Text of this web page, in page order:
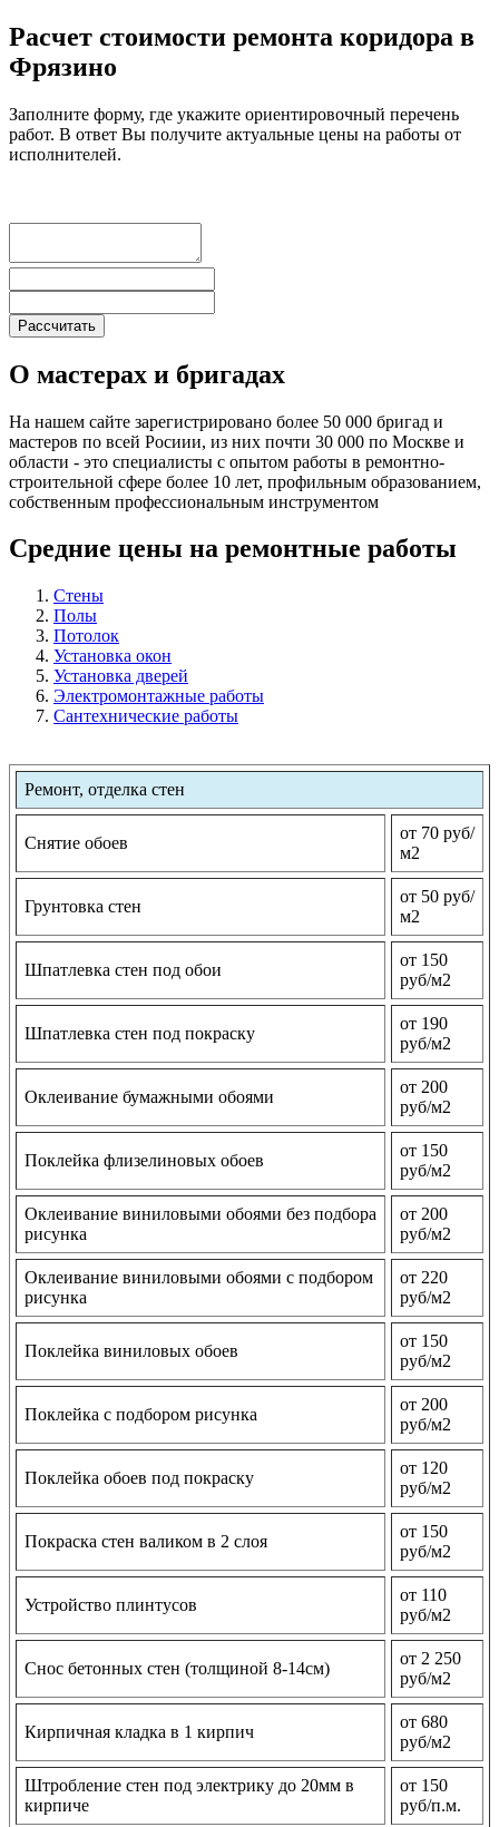
Расчет стоимости ремонта коридора в
Фрязино
Заполните форму, где укажите ориентировочный перечень
работ. В ответ Вы получите актуальные цены на работы от
исполнителей.
О мастерах и бригадах
На нашем сайте зарегистрировано более 50 000 бригад и
мастеров по всей Росиии, из них почти 30 000 по Москве и
области - это специалисты с опытом работы в ремонтно-
строительной сфере более 10 лет, профильным образованием,
собственным профессиональным инструментом
Средние цены на ремонтные работы
Стены
Полы
Потолок
Установка окон
Установка дверей
Электромонтажные работы
Сантехнические работы
Ремонт, отделка стен
Снятие обоев
от 70 руб/
м2
Грунтовка стен
от 50 руб/
м2
Шпатлевка стен под обои
от 150
руб/м2
Шпатлевка стен под покраску
от 190
руб/м2
Оклеивание бумажными обоями
от 200
руб/м2
Поклейка флизелиновых обоев
от 150
руб/м2
Оклеивание виниловыми обоями без подбора
рисунка
от 200
руб/м2
Оклеивание виниловыми обоями с подбором
рисунка
от 220
руб/м2
Поклейка виниловых обоев
от 150
руб/м2
Поклейка с подбором рисунка
от 200
руб/м2
Поклейка обоев под покраску
от 120
руб/м2
Покраска стен валиком в 2 слоя
от 150
руб/м2
Устройство плинтусов
от 110
руб/м2
Снос бетонных стен (толщиной 8-14см)
от 2 250
руб/м2
Кирпичная кладка в 1 кирпич
от 680
руб/м2
Штробление стен под электрику до 20мм в
кирпиче
от 150
руб/п.м.